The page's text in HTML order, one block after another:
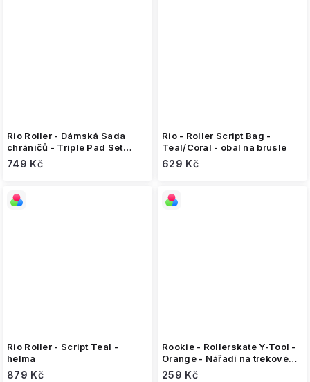
Rio Roller - Dámská Sada
chráničů - Triple Pad Set
Red/Mint
749 Kč
Rio - Roller Script Bag -
Teal/Coral - obal na brusle
629 Kč
Rio Roller - Script Teal -
helma
879 Kč
Rookie - Rollerskate Y-Tool -
Orange - Nářadí na trekové
brusle
259 Kč